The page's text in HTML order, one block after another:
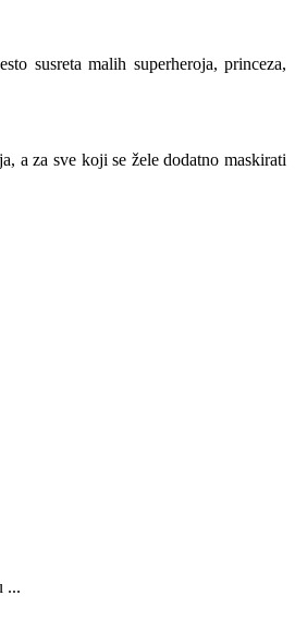
susreta malih superheroja, princeza,
a za sve koji se žele dodatno maskirati
...